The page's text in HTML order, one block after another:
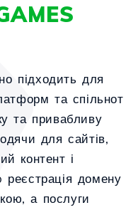
підходить для
та спільнот
та привабливу
для сайтів,
контент і
домену
а послуги